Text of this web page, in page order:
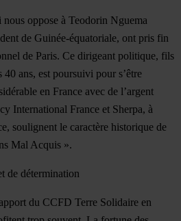
oppose à Teodorin Nguema
de Guinée-équatoriale, ont pris fin
de Paris. Ce dirigeant politique, fils
ans, est poursuivi pour s’être
en France avec de l’argent
International France et Sherpa, à
soulignent le caractère historique de
Mal Acquis ».
de détermination
du CCFD Terre Solidaire en